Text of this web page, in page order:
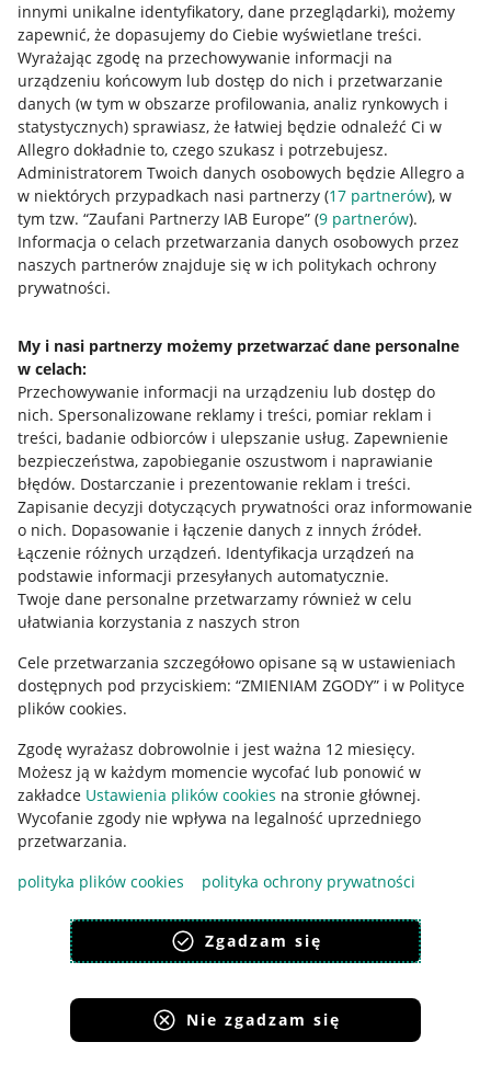
innymi unikalne identyfikatory, dane przeglądarki), możemy
zapewnić, że dopasujemy do Ciebie wyświetlane treści.
Wyrażając zgodę na przechowywanie informacji na
urządzeniu końcowym lub dostęp do nich i przetwarzanie
danych (w tym w obszarze profilowania, analiz rynkowych i
statystycznych) sprawiasz, że łatwiej będzie odnaleźć Ci w
Allegro dokładnie to, czego szukasz i potrzebujesz.
Administratorem Twoich danych osobowych będzie Allegro a
w niektórych przypadkach nasi partnerzy (17 partnerów), w
tym tzw. “Zaufani Partnerzy IAB Europe” (9 partnerów).
Informacja o celach przetwarzania danych osobowych przez
naszych partnerów znajduje się w ich politykach ochrony
prywatności.
My i nasi partnerzy możemy przetwarzać dane personalne
w celach:
Przechowywanie informacji na urządzeniu lub dostęp do
nich. Spersonalizowane reklamy i treści, pomiar reklam i
treści, badanie odbiorców i ulepszanie usług. Zapewnienie
bezpieczeństwa, zapobieganie oszustwom i naprawianie
błędów. Dostarczanie i prezentowanie reklam i treści.
Zapisanie decyzji dotyczących prywatności oraz informowanie
o nich. Dopasowanie i łączenie danych z innych źródeł.
Łączenie różnych urządzeń. Identyfikacja urządzeń na
podstawie informacji przesyłanych automatycznie.
Twoje dane personalne przetwarzamy również w celu
ułatwiania korzystania z naszych stron
Cele przetwarzania szczegółowo opisane są w ustawieniach
dostępnych pod przyciskiem: “ZMIENIAM ZGODY” i w Polityce
plików cookies.
Zgodę wyrażasz dobrowolnie i jest ważna 12 miesięcy.
Możesz ją w każdym momencie wycofać lub ponowić w
zakładce Ustawienia plików cookies na stronie głównej.
Wycofanie zgody nie wpływa na legalność uprzedniego
przetwarzania.
polityka plików cookies
polityka ochrony prywatności
Zgadzam się
Nie zgadzam się
Przydatne informacje
Jak to działa
Allegro Gadane dla sprzedających
Allegro Gadane dla kupujących
Mapa miejscowości
Informacje prawne
Regulamin
Polityka plików "cookies"
Ustawienia plików "cookies"
Udostępnianie lokalizacji
Informacje dla Aktu o Usługach Cyfrowych
Pobierz aplikację
Korzystanie z serwisu oznacza akceptacjęregulaminu